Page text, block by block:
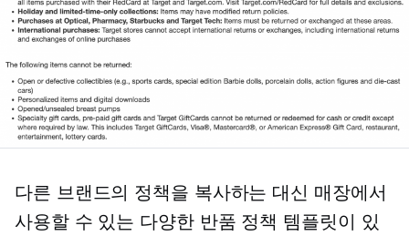
다른 브랜드의 정책을 복사하는 대신 매장에서
사용할 수 있는 다양한 반품 정책 템플릿이 있